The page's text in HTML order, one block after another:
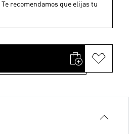
Te recomendamos que elijas tu